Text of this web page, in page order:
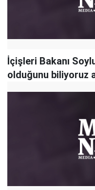
İçişleri Bakanı
olduğunu biliyoruz